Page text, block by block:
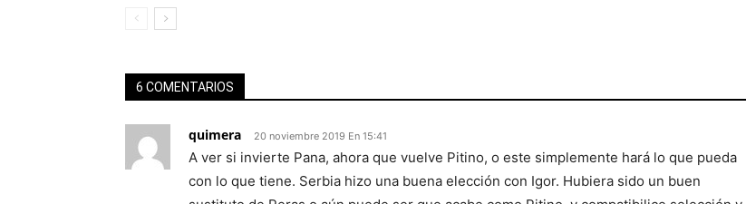
6 COMENTARIOS
quimera 20 noviembre 2019 En 15:41
A ver si invierte Pana, ahora que vuelve Pitino, o este simplemente hará lo que pueda
con lo que tiene. Serbia hizo una buena elección con Igor. Hubiera sido un buen